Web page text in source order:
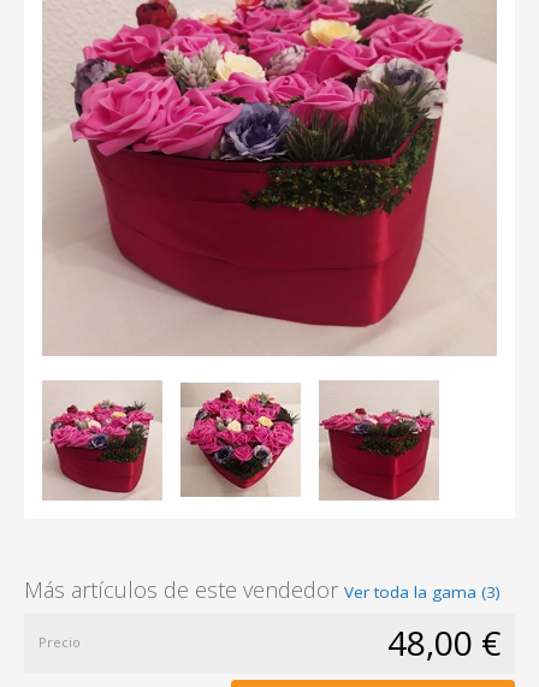
Más artículos de este vendedor Ver toda la gama (3)
Precio 48,00 €